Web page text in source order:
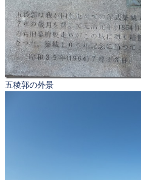
五稜郭の外景